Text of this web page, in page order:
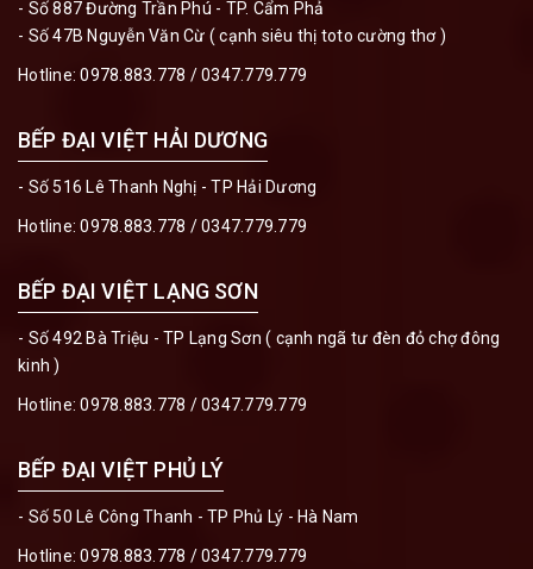
- Số 887 Đường Trần Phú - TP. Cẩm Phả
- Số 47B Nguyễn Văn Cừ ( cạnh siêu thị toto cường thơ )
Hotline:0978.883.778 /0347.779.779
BẾP ĐẠI VIỆT HẢI DƯƠNG
- Số 516 Lê Thanh Nghị - TP Hải Dương
Hotline:0978.883.778 /0347.779.779
BẾP ĐẠI VIỆT LẠNG SƠN
- Số 492 Bà Triệu - TP Lạng Sơn ( cạnh ngã tư đèn đỏ chợ đông
kinh )
Hotline:0978.883.778 /0347.779.779
BẾP ĐẠI VIỆT PHỦ LÝ
- Số 50 Lê Công Thanh - TP Phủ Lý - Hà Nam
Hotline:0978.883.778 /0347.779.779